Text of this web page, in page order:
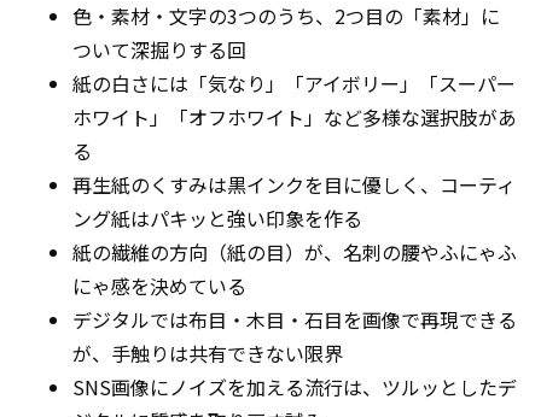
色・素材・文字の3つのうち、2つ目の「素材」に
ついて深掘りする回
紙の白さには「気なり」「アイボリー」「スーパー
ホワイト」「オフホワイト」など多様な選択肢があ
る
再生紙のくすみは黒インクを目に優しく、コーティ
ング紙はパキッと強い印象を作る
紙の繊維の方向（紙の目）が、名刺の腰やふにゃふ
にゃ感を決めている
デジタルでは布目・木目・石目を画像で再現できる
が、手触りは共有できない限界
SNS画像にノイズを加える流行は、ツルッとしたデ